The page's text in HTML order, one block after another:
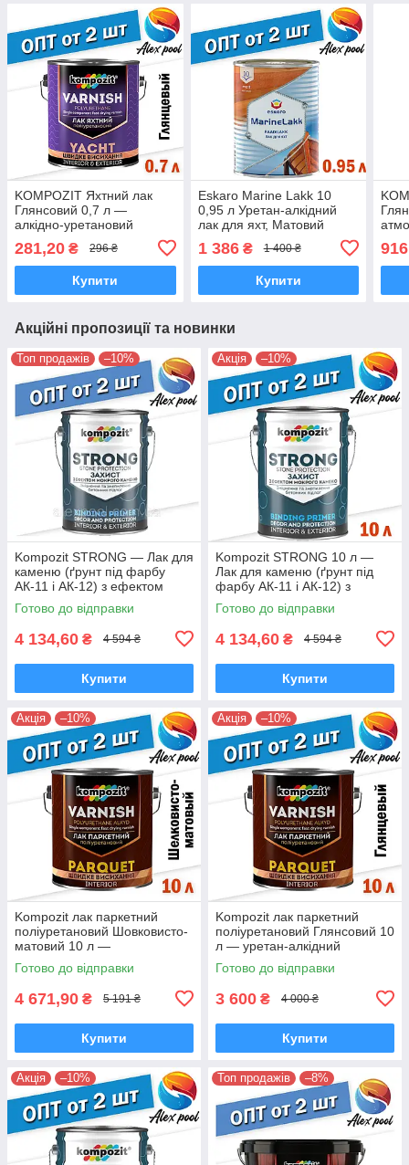
KOMPOZIT Яхтний лак
Глянсовий 0,7 л —
алкідно-уретановий
високоміцний YACHT
VARNISH Kompozi
281,20 ₴ 296 ₴
Купити
Eskaro Marine Lakk 10
0,95 л Уретан-алкідний
лак для яхт, Матовий
тиксотропний лак для яхт,
містить УФ-фільтр
1 386₴ 1 400 ₴
Купити
Акційні пропозиції та новинки
Топ продажів –10%
Kompozit STRONG — Лак для
каменю (ґрунт під фарбу
АК-11 і АК-12) з ефектом
"мокрого каменю"
Готово до відправки
4 134,60 ₴ 4 594 ₴
Купити
Акція –10%
Kompozit STRONG 10 л —
Лак для каменю (ґрунт під
фарбу АК-11 і АК-12) з
ефектом "мокрого каменю"
Готово до відправки
4 134,60 ₴ 4 594 ₴
Купити
Акція –10%
Kompozit лак паркетний
поліуретановий Шовковисто-
матовий 10 л —
високоміцний
алкідноуретановий
Готово до відправки
4 671,90 ₴ 5 191 ₴
Купити
Акція –10%
Kompozit лак паркетний
поліуретановий Глянсовий 10
л — уретан-алкідний
високоміцний
Готово до відправки
3 600 ₴ 4 000 ₴
Купити
Акція –10% Топ продажів –8%